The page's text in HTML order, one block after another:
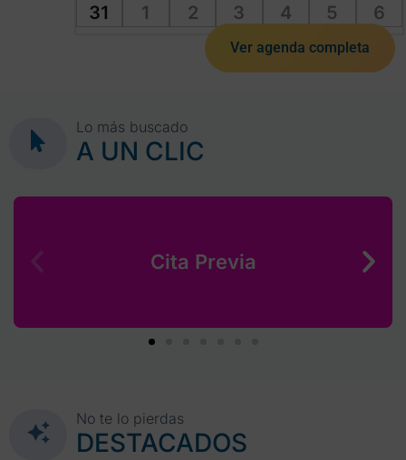
31 1 2 3 4 5 6
Ver agenda completa
Lo más buscado
A UN CLIC
Cita Previa
No te lo pierdas
DESTACADOS